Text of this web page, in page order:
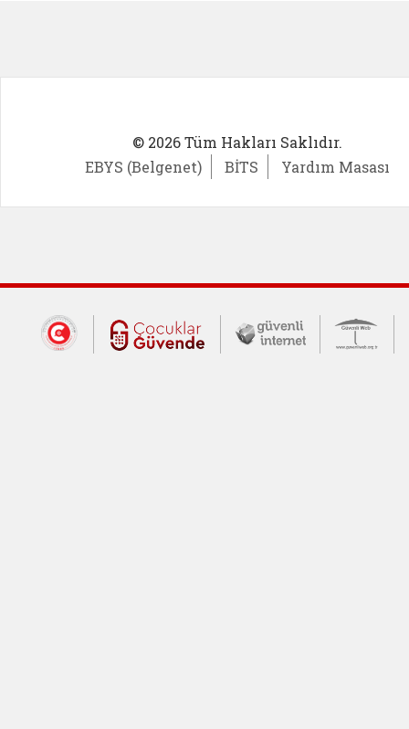
© 2026 Tüm Hakları Saklıdır.
EBYS (Belgenet)
BİTS Yardım Masası
Dış Bağlantılar
Cumhurbaşkanlığı İletişim Merkezi
Çocuklar Güvende (yeni
Güvenli